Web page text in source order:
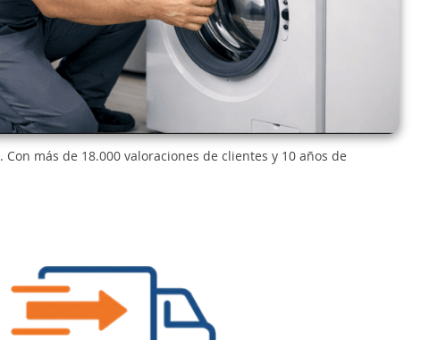
. Con más de 18.000 valoraciones de clientes y 10 años de